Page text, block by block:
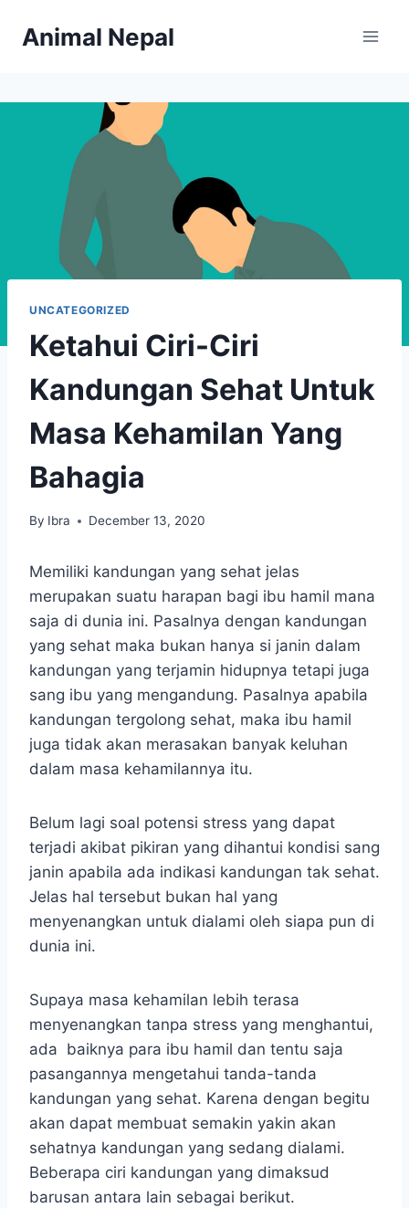
Animal Nepal
UNCATEGORIZED
Ketahui Ciri-Ciri
Kandungan Sehat Untuk
Masa Kehamilan Yang
Bahagia
By Ibra December 13, 2020
Memiliki kandungan yang sehat jelas
merupakan suatu harapan bagi ibu hamil mana
saja di dunia ini. Pasalnya dengan kandungan
yang sehat maka bukan hanya si janin dalam
kandungan yang terjamin hidupnya tetapi juga
sang ibu yang mengandung. Pasalnya apabila
kandungan tergolong sehat, maka ibu hamil
juga tidak akan merasakan banyak keluhan
dalam masa kehamilannya itu.
Belum lagi soal potensi stress yang dapat
terjadi akibat pikiran yang dihantui kondisi sang
janin apabila ada indikasi kandungan tak sehat.
Jelas hal tersebut bukan hal yang
menyenangkan untuk dialami oleh siapa pun di
dunia ini.
Supaya masa kehamilan lebih terasa
menyenangkan tanpa stress yang menghantui,
ada baiknya para ibu hamil dan tentu saja
pasangannya mengetahui tanda-tanda
kandungan yang sehat. Karena dengan begitu
akan dapat membuat semakin yakin akan
sehatnya kandungan yang sedang dialami.
Beberapa ciri kandungan yang dimaksud
barusan antara lain sebagai berikut.